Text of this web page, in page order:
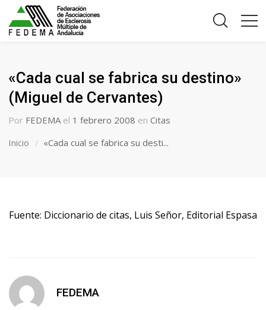
«Cada cual se fabrica su destino»
(Miguel de Cervantes)
Por FEDEMA el 1 febrero 2008 en Citas
Inicio
«Cada cual se fabrica su desti...
Fuente: Diccionario de citas, Luis Señor, Editorial Espasa
FEDEMA